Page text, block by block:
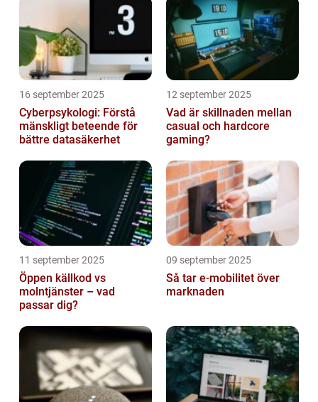
16 september 2025
Cyberpsykologi: Förstå
mänskligt beteende för
bättre datasäkerhet
12 september 2025
Vad är skillnaden mellan
casual och hardcore
gaming?
11 september 2025
Öppen källkod vs
molntjänster – vad
passar dig?
09 september 2025
Så tar e-mobilitet över
marknaden